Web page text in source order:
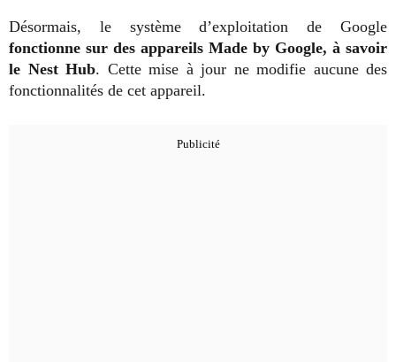
Désormais, le système d’exploitation de Google
fonctionne sur des appareils Made by Google, à savoir
le Nest Hub. Cette mise à jour ne modifie aucune des
fonctionnalités de cet appareil.